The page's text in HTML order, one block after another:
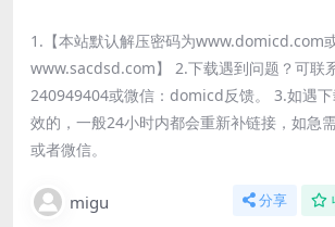
1.【本站默认解压密码为www.domicd.com
www.sacdsd.com】 2.下载遇到问题？可联
240949404或微信：domicd反馈。 3.如遇
效的，一般24小时内都会重新补链接，如急
或者微信。
migu 分享